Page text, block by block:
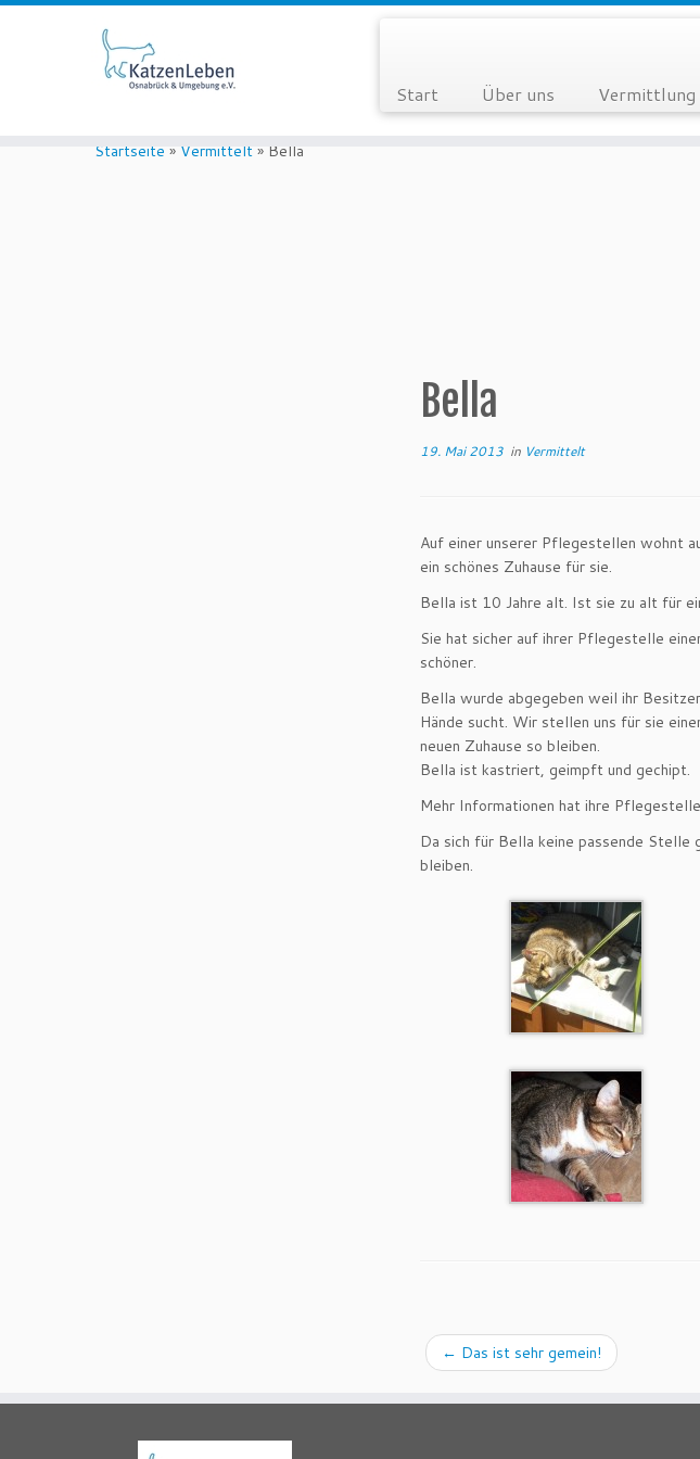
Start Über uns Vermittlung
Startseite » Vermittelt » Bella
Bella
19. Mai 2013 in Vermittelt
Auf einer unserer Pflegestellen wohnt
ein schönes Zuhause für sie.
Bella ist 10 Jahre alt. Ist sie zu alt für
Sie hat sicher auf ihrer Pflegestelle
schöner.
Bella wurde abgegeben weil ihr
Hände sucht. Wir stellen uns für sie
neuen Zuhause so bleiben.
Bella ist kastriert, geimpft und gechipt.
Mehr Informationen hat ihre
Da sich für Bella keine passende
bleiben.
← Das ist sehr gemein!